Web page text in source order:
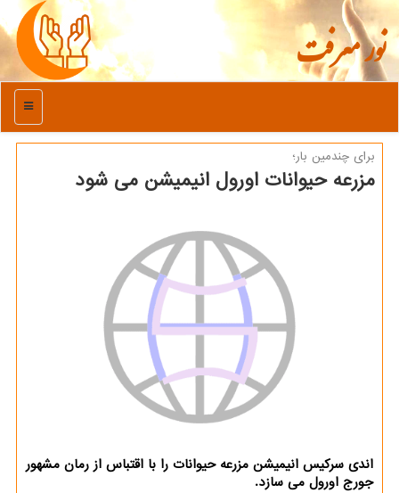
نور معرفت
منو
برای چندمین بار؛
مزرعه حیوانات اورول انیمیشن می شود
اندی سرکیس انیمیشن مزرعه حیوانات را با اقتباس از رمان مشهور
جورج اورول می سازد.